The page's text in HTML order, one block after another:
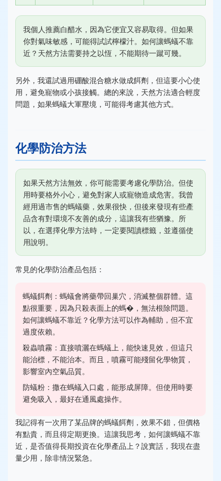
我個人推薦白醋水，因為它便宜又容易取得。但如果
你對氣味敏感，可能得試試檸檬汁。如何讓螞蟻不靠
近？天然方法需要持之以恆，不能期待一蹴可幾。
另外，我還試過用硼酸混合糖水做成餌劑，但這要小心使
用，避免寵物或小孩接觸。總的來說，天然方法適合輕度
問題，如果螞蟻大軍壓境，可能得考慮其他方式。
化學防治方法
如果天然方法無效，你可能需要考慮化學防治。但使
用時要格外小心，避免對家人或寵物造成危害。我曾
經用過市售的螞蟻藥，效果很快，但後來發現有些產
品含有對環境不友善的成分，這讓我有些猶豫。所
以，在選擇化學方法時，一定要閱讀標籤，並遵循使
用說明。
常見的化學防治產品包括：
螞蟻餌劑：螞蟻會將藥帶回巢穴，消滅整個群體。這
點很重要，因為只殺表面上的螞�，無法根除問題。
如何讓螞蟻不靠近？化學方法可以作為輔助，但不宜
過度依賴。
殺蟲噴霧：直接噴灑在螞蟻上，能快速見效，但這只
能治標，不能治本。而且，噴霧可能殘留化學物質，
影響室內空氣品質。
防蟻粉：撒在螞蟻入口處，能形成屏障。但使用時要
避免吸入，最好在通風處操作。
我記得有一次用了某品牌的螞蟻餌劑，效果不錯，但價格
有點貴，而且得定期更換。這讓我思考，如何讓螞蟻不靠
近，是否值得長期投資在化學產品上？說實話，我現在盡
量少用，除非情況緊急。